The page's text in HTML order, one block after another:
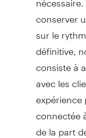
conserver
sur le
définitive,
consiste à
avec les
connectée
de la part